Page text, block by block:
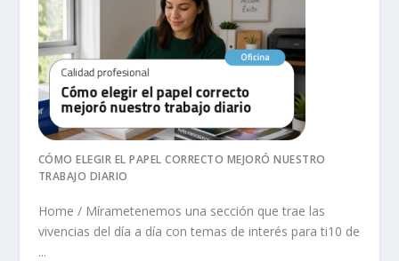
CÓMO ELEGIR EL PAPEL CORRECTO MEJORÓ NUESTRO
TRABAJO DIARIO
Home / Mírametenemos una sección que trae las
vivencias del día a día con temas de interés para ti10 de
...